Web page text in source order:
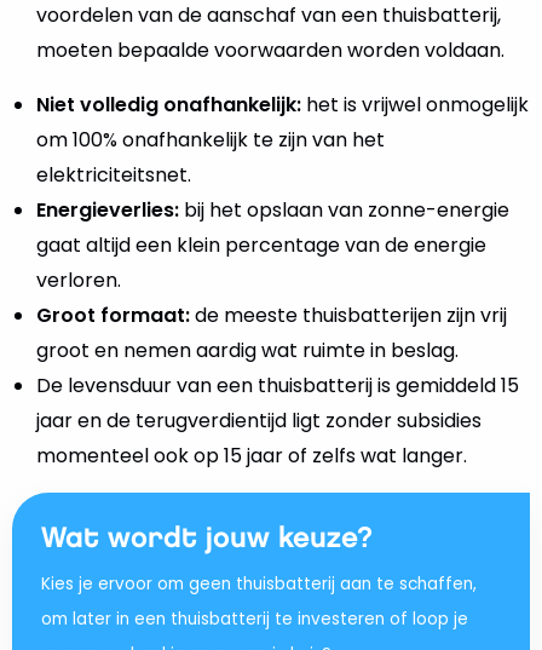
voordelen van de aanschaf van een thuisbatterij,
moeten bepaalde voorwaarden worden voldaan.
Niet volledig onafhankelijk: het is vrijwel onmogelijk
om 100% onafhankelijk te zijn van het
elektriciteitsnet.
Energieverlies: bij het opslaan van zonne-energie
gaat altijd een klein percentage van de energie
verloren.
Groot formaat:de meeste thuisbatterijen zijn vrij
groot en nemen aardig wat ruimte in beslag.
De levensduur van een thuisbatterij is gemiddeld 15
jaar en de terugverdientijd ligt zonder subsidies
momenteel ook op 15 jaar of zelfs wat langer.
Wat wordt jouw keuze?
Kies je ervoor om geen thuisbatterij aan te schaffen,
om later in een thuisbatterij te investeren of loop je